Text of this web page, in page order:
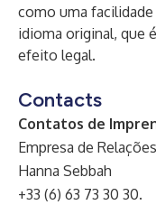
como uma
idioma original, que
efeito legal.
Contacts
Contatos de
Empresa de
Hanna Sebbah
+33 (6) 63 73 30 30.